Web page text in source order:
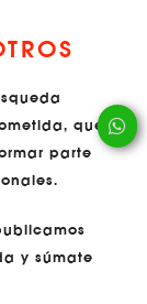
que
parte
y súmate